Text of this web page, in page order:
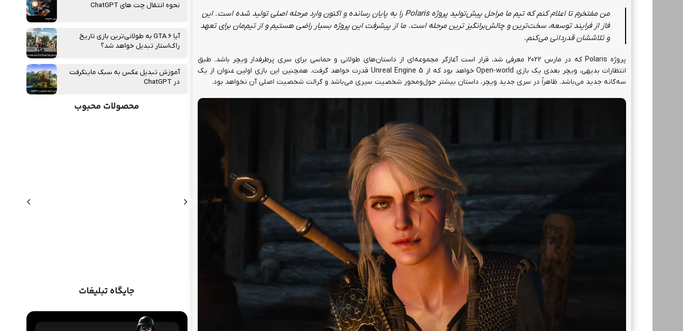
من مفتخرم تا اعلام کنم که تیم ما مراحل پیش‌تولید پروژهPolaris را به پایان رسانده و اکنون وارد مرحله اصلی تولید شده است. این
فاز از فرایند توسعه، سخت‌ترین و چالش‌برانگیز ترین مرحله است. ما از پیشرفت این پروژه بسیار راضی هستیم و از تیم‌مان برای تعهد
و تلاششان قدردانی می‌کنم.
پروژه Polaris که در مارس 2022 معرفی شد، قرار است آغازگر مجموعه‌ای از داستان‌های طولانی و حماسی برای سری پرطرفدار ویچر باشد. طبق
انتظارات بدیهی، ویچر بعدی یک بازی Open-world خواهد بود که از Unreal Engine 5 قدرت خواهد گرفت. همچنین این بازی اولین عنوان از یک
سه‌گانه جدید می‌باشد. ظاهراً در سری جدید ویچر، داستان بیشتر حول‌ومحور شخصیت سیری می‌باشد و گرالت شخصیت اصلی آن نخواهد بود.
نحوه انتقال چت‌ های ChatGPT
آیا GTA 6 به طولانی‌ترین بازی تاریخ
راک‌استار تبدیل خواهد شد؟
آموزش تبدیل عکس به سبک ماینکرفت
در ChatGPT
محصولات محبوب
جایگاه تبلیغات